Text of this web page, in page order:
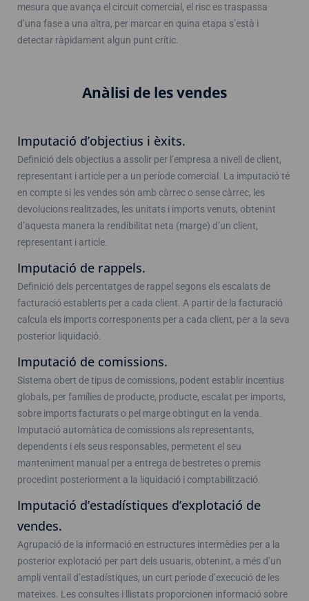
mesura que avança el circuit comercial, el risc es traspassa
d’una fase a una altra, per marcar en quina etapa s’està i
detectar ràpidament algun punt crític.
Anàlisi de les vendes
Imputació d’objectius i èxits.
Definició dels objectius a assolir per l’empresa a nivell de client,
representant i article per a un període comercial. La imputació té
en compte si les vendes són amb càrrec o sense càrrec, les
devolucions realitzades, les unitats i imports venuts, obtenint
d’aquesta manera la rendibilitat neta (marge) d’un client,
representant i article.
Imputació de rappels.
Definició dels percentatges de rappel segons els escalats de
facturació establerts per a cada client. A partir de la facturació
calcula els imports corresponents per a cada client, per a la seva
posterior liquidació.
Imputació de comissions.
Sistema obert de tipus de comissions, podent establir incentius
globals, per famílies de producte, producte, escalat per imports,
sobre imports facturats o pel marge obtingut en la venda.
Imputació automàtica de comissions als representants,
dependents i els seus responsables, permetent el seu
manteniment manual per a entrega de bestretes o premis
procedint posteriorment a la liquidació i comptabilització.
Imputació d’estadístiques d’explotació de
vendes.
Agrupació de la informació en estructures intermèdies per a la
posterior explotació per part dels usuaris, obtenint, a més d’un
ampli ventall d’estadístiques, un curt període d’execució de les
mateixes. Les consultes i llistats proporcionen informació sobre